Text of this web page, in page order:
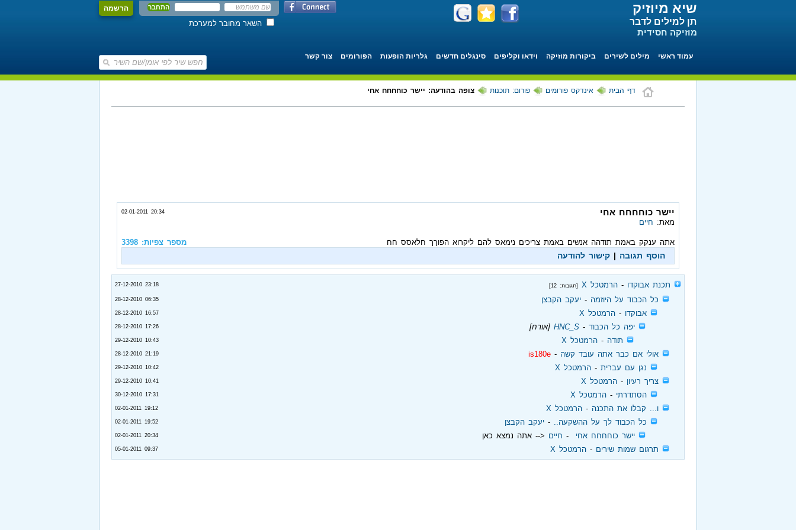
הרשמה
השאר מחובר למערכת
שיא מיוזיק
תן למילים לדבר
מוזיקה חסידית
עמוד ראשי מילים לשירים ביקורות מוזיקה וידאו וקליפים סינגלים חדשים גלריות הופעות הפורומים צור קשר
דף הבית אינדקס פורומים פורום: תוכנות צופה בהודעה: יישר כוחחחח אחי
02-01-2011 20:34 יישר כוחחחח אחי
מאת: חיים
מספר צפיות: 3398 אתה ענקק באמת תודהה אנשים באמת צריכים נימאס להם ליקרוא הפוךך חלאסס חח
הוסף תגובה | קישור להודעה
תכנת אבוקדו ‏ - ‏ הרמטכל X [תגובות: 12] 27-12-2010 23:18
כל הכבוד על היוזמה ‏ - ‏ יעקב הקבצן 28-12-2010 06:35
אבוקדו ‏ - ‏ הרמטכל X 28-12-2010 16:57
יפה כל הכבוד ‏ - ‏
HNC_S [אורח] 28-12-2010 17:26
תודה ‏ - ‏ הרמטכל X 29-12-2010 10:43
אולי אם כבר אתה עובד קשה ‏ - ‏
is180e
28-12-2010 21:19
נגן עם עברית ‏ - ‏ הרמטכל X 29-12-2010 10:42
צריך רעיון ‏ - ‏ הרמטכל X 29-12-2010 10:41
הסתדרתי ‏ - ‏ הרמטכל X 30-12-2010 17:31
ו... קבלו את התכנה ‏ - ‏ הרמטכל X 02-01-2011 19:12
כל הכבוד לך על ההשקעה.. ‏ - ‏ יעקב הקבצן 02-01-2011 19:52
יישר כוחחחח אחי ‏ - ‏ חיים <-- אתה נמצא כאן 02-01-2011 20:34
תרגום שמות שירים ‏ - ‏ הרמטכל X 05-01-2011 09:37